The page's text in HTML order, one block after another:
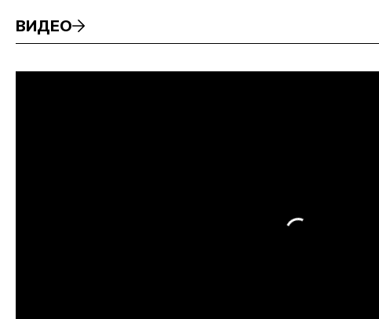
ВИДЕО